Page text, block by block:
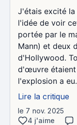
J'étais excité
l'idée de voir
portée par le
Mann) et deux
d'Hollywood.
d'œuvre étaient
l'explosion a
Lire la critique
le 7 nov. 2025
4 j'aime